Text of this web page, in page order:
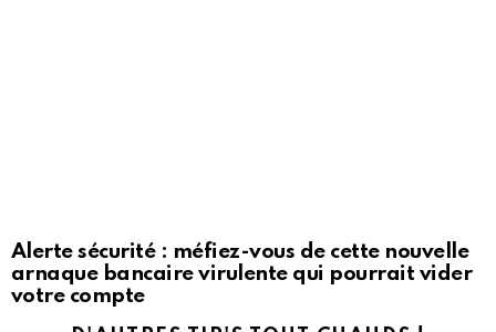
Alerte sécurité : méfiez-vous de cette nouvelle
arnaque bancaire virulente qui pourrait vider
votre compte